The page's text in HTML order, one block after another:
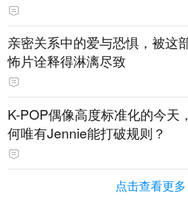
亲密关系中的爱与恐惧，被这
怖片诠释得淋漓尽致
K-POP偶像高度标准化的今天
何唯有Jennie能打破规则？
点击查看更多